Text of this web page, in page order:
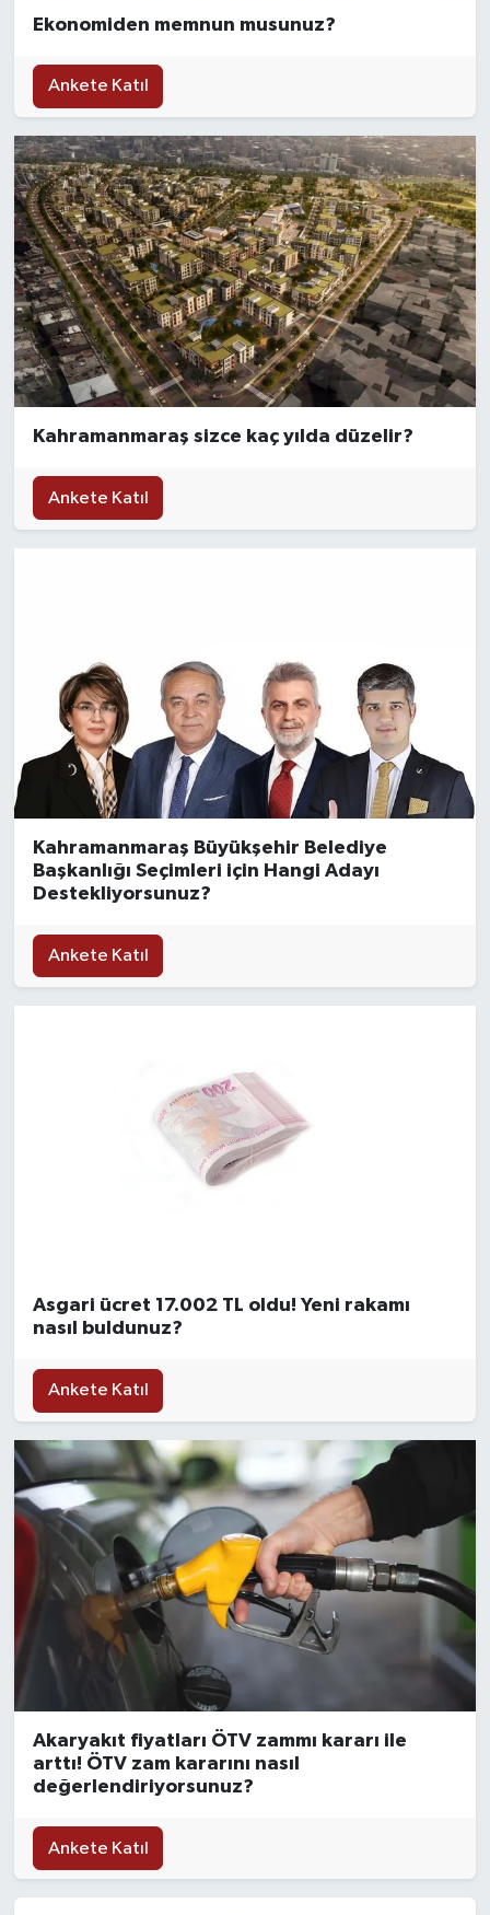
Ekonomiden memnun musunuz?
Ankete Katıl
Kahramanmaraş sizce kaç yılda düzelir?
Ankete Katıl
Kahramanmaraş Büyükşehir Belediye
Başkanlığı Seçimleri için Hangi Adayı
Destekliyorsunuz?
Ankete Katıl
Asgari ücret 17.002 TL oldu! Yeni rakamı
nasıl buldunuz?
Ankete Katıl
Akaryakıt fiyatları ÖTV zammı kararı ile
arttı! ÖTV zam kararını nasıl
değerlendiriyorsunuz?
Ankete Katıl
EĞİTİM
BÖLGE
KEŞFET
POPÜLER
DÜNYA
TREND
MEDYA
OTOMOTİV